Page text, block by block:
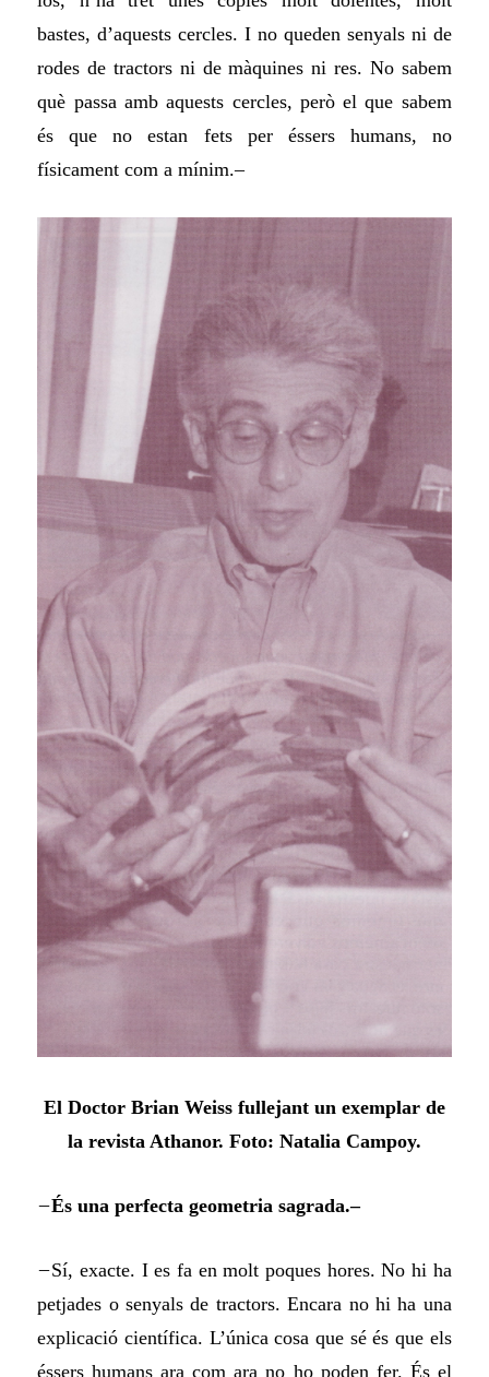
bastes, d’aquests cercles. I no queden senyals ni de
rodes de tractors ni de màquines ni res. No sabem
què passa amb aquests cercles, però el que sabem
és que no estan fets per éssers humans, no
físicament com a mínim.–
El Doctor Brian Weiss fullejant un exemplar de
la revista Athanor. Foto: Natalia Campoy.
–És una perfecta geometria sagrada.–
–Sí, exacte. I es fa en molt poques hores. No hi ha
petjades o senyals de tractors. Encara no hi ha una
explicació científica. L’única cosa que sé és que els
éssers humans ara com ara no ho poden fer. És el